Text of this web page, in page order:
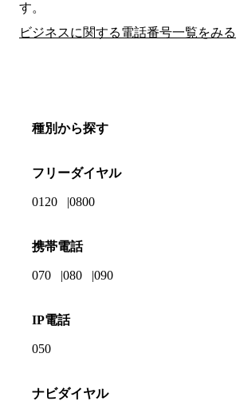
す。
ビジネスに関する電話番号一覧をみる
種別から探す
フリーダイヤル
0120 0800
携帯電話
070 080 090
IP電話
050
ナビダイヤル